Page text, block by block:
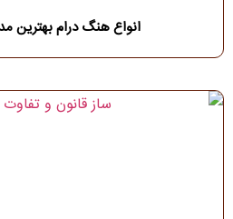
انواع هنگ درام بهترین